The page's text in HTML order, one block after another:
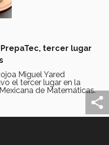
tercer lugar
Miguel Yared
el tercer lugar en la
de Matemáticas.